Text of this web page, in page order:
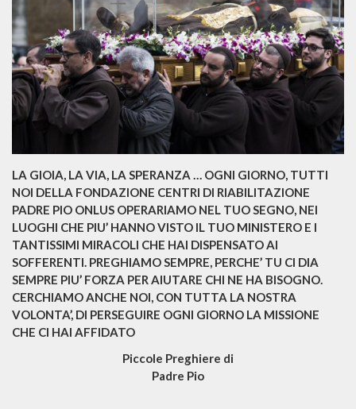
LA GIOIA, LA VIA, LA SPERANZA … OGNI GIORNO, TUTTI
NOI DELLA FONDAZIONE CENTRI DI RIABILITAZIONE
PADRE PIO ONLUS OPERARIAMO NEL TUO SEGNO, NEI
LUOGHI CHE PIU’ HANNO VISTO IL TUO MINISTERO E I
TANTISSIMI MIRACOLI CHE HAI DISPENSATO AI
SOFFERENTI. PREGHIAMO SEMPRE, PERCHE’ TU CI DIA
SEMPRE PIU’ FORZA PER AIUTARE CHI NE HA BISOGNO.
CERCHIAMO ANCHE NOI, CON TUTTA LA NOSTRA
VOLONTA’, DI PERSEGUIRE OGNI GIORNO LA MISSIONE
CHE CI HAI AFFIDATO
Piccole Preghiere di
Padre Pio